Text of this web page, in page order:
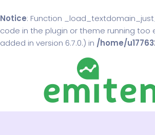
Notice: Function
code in the plugin or theme running too
added in version 6.7.0.) in /home/